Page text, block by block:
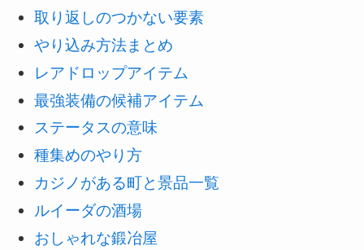
取り返しのつかない要素
やり込み方法まとめ
レアドロップアイテム
最強装備の候補アイテム
ステータスの意味
種集めのやり方
カジノがある町と景品一覧
ルイーダの酒場
おしゃれな鍛冶屋